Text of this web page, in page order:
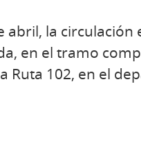
la circulación
en el tramo
Ruta 102, en el